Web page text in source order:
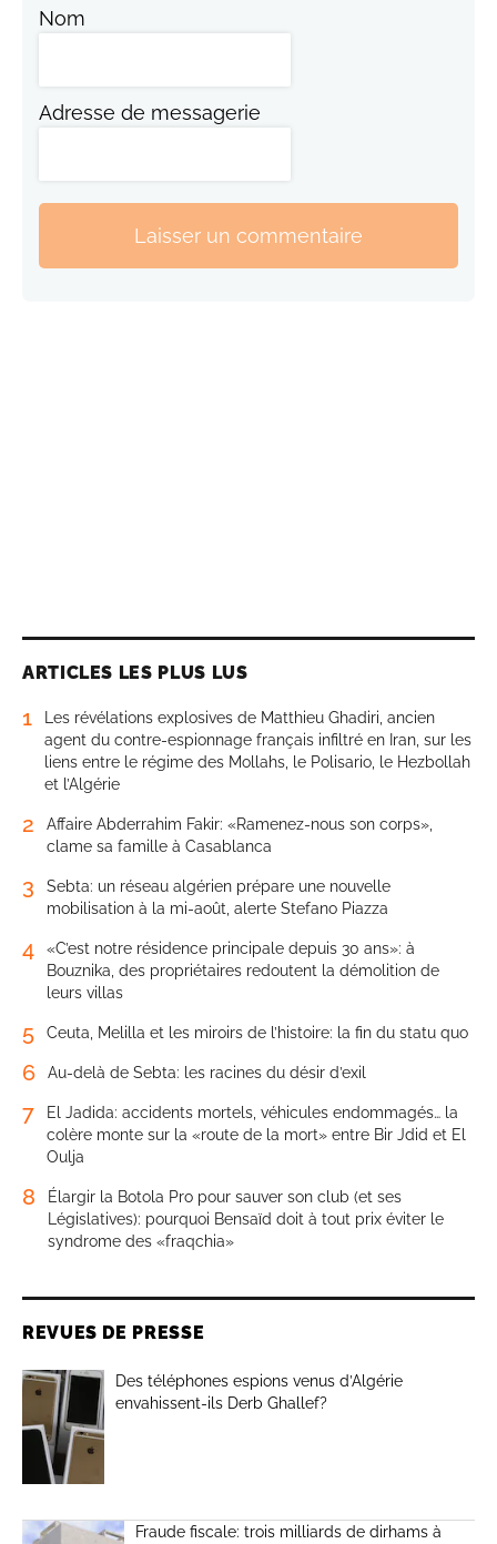
Nom
Adresse de messagerie
Laisser un commentaire
ARTICLES LES PLUS LUS
1
Les révélations explosives de Matthieu Ghadiri, ancien
agent du contre-espionnage français infiltré en Iran, sur les
liens entre le régime des Mollahs, le Polisario, le Hezbollah
et l’Algérie
2
Affaire Abderrahim Fakir: «Ramenez-nous son corps»,
clame sa famille à Casablanca
3
Sebta: un réseau algérien prépare une nouvelle
mobilisation à la mi-août, alerte Stefano Piazza
4
«C’est notre résidence principale depuis 30 ans»: à
Bouznika, des propriétaires redoutent la démolition de
leurs villas
5 Ceuta, Melilla et les miroirs de l’histoire: la fin du statu quo
6 Au-delà de Sebta: les racines du désir d’exil
7
El Jadida: accidents mortels, véhicules endommagés… la
colère monte sur la «route de la mort» entre Bir Jdid et El
Oulja
8
Élargir la Botola Pro pour sauver son club (et ses
Législatives): pourquoi Bensaïd doit à tout prix éviter le
syndrome des «fraqchia»
REVUES DE PRESSE
Des téléphones espions venus d’Algérie
envahissent-ils Derb Ghallef?
Fraude fiscale: trois milliards de dirhams à